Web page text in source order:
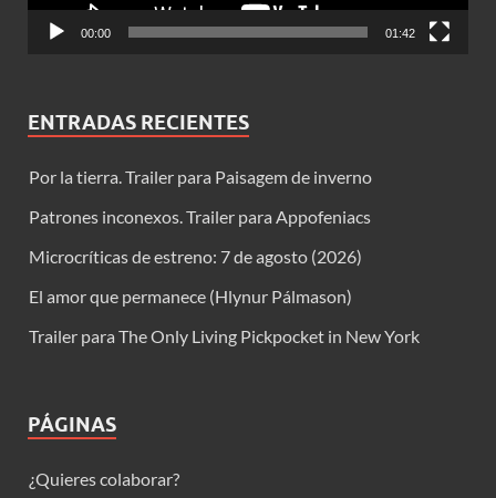
00:00 01:42
ENTRADAS RECIENTES
Por la tierra. Trailer para Paisagem de inverno
Patrones inconexos. Trailer para Appofeniacs
Microcríticas de estreno: 7 de agosto (2026)
El amor que permanece (Hlynur Pálmason)
Trailer para The Only Living Pickpocket in New York
PÁGINAS
¿Quieres colaborar?